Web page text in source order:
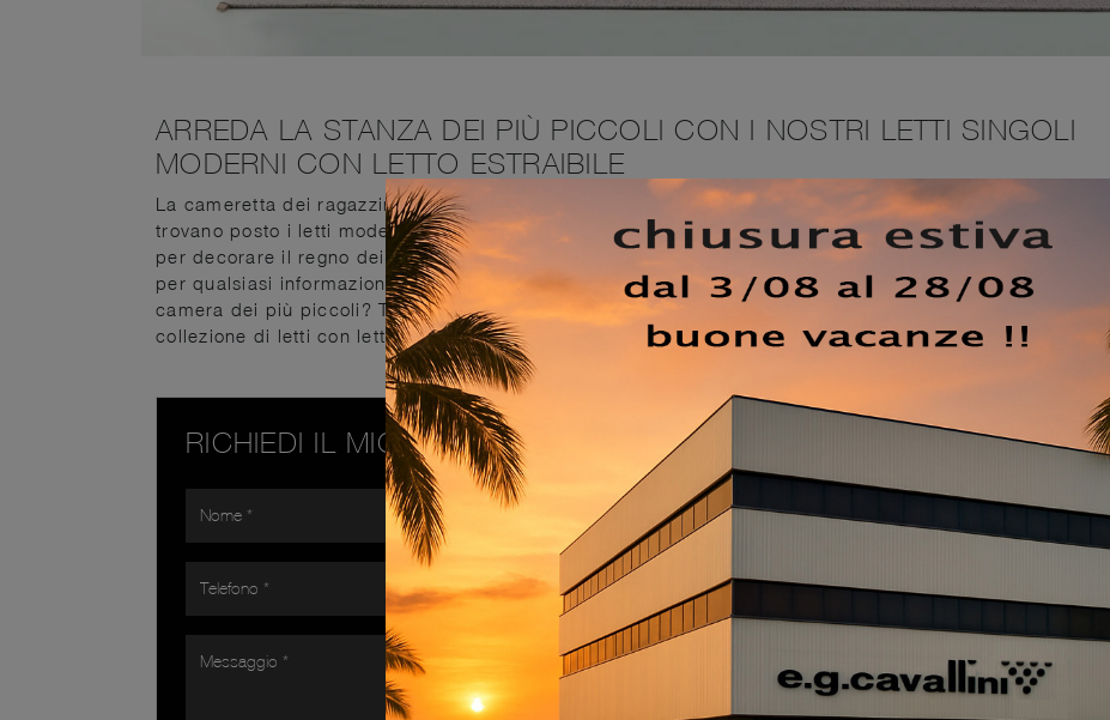
ARREDA LA STANZA DEI PIÙ PICCOLI CON I NOSTRI LETTI SINGOLI
MODERNI CON LETTO ESTRAIBILE
La cameretta dei ragazzini include ogni pezzo di arredo per garantire un locale accogliente, in cui
trovano posto i letti moderni come questo. Una soluzione che osserva le direttive di sicurezza necessarie
per decorare il regno dei giovani. Ottieni informazioni sul modello in tessuto nell'immagine: contattaci
per qualsiasi informazione compilando il form in basso. Desideri un letto singolo Oggioni per ultimare la
camera dei più piccoli? Ti presentiamo il Letto Singolo Golf 503 di Oggioni che fa parte della nostra
collezione di letti con letto estraibile del brand.
RICHIEDI IL MIGLIOR PREZZO